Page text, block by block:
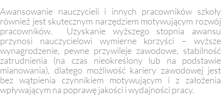
Awansowanie nauczycieli i innych pracowników szkoły
również jest skutecznym narzędziem motywującym rozwój
pracowników. Uzyskanie wyższego stopnia awansu
przynosi nauczycielowi wymierne korzyści – wyższe
wynagrodzenie, pewne przywileje zawodowe, stabilność
zatrudnienia (na czas nieokreślony lub na podstawie
mianowania), dlatego możliwość kariery zawodowej jest
bez wątpienia czynnikiem motywującym i z założenia
wpływającym na poprawę jakości i wydajności pracy.